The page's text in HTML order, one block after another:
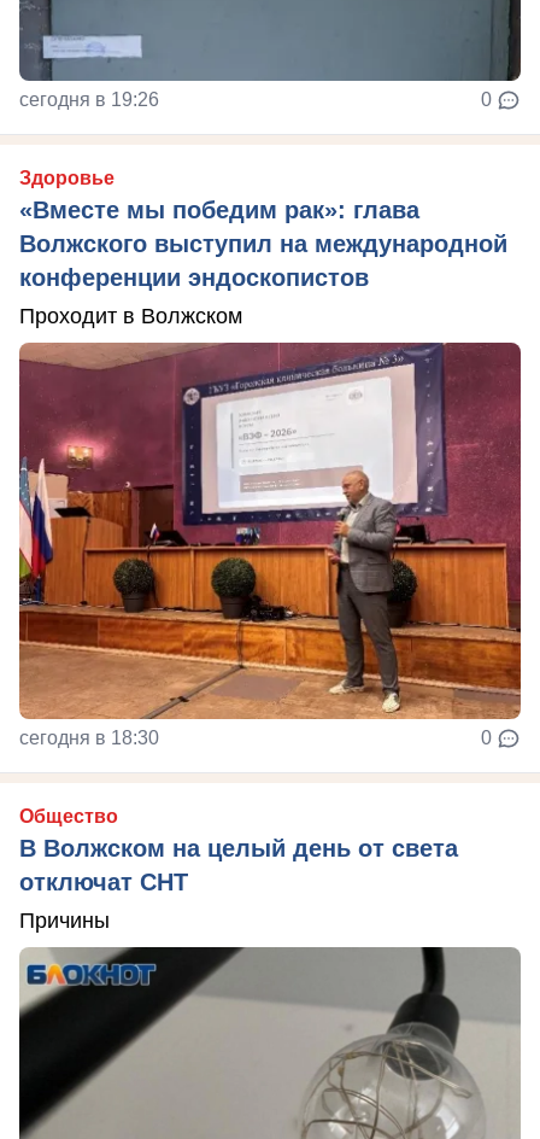
сегодня в 19:26 0
Здоровье
«Вместе мы победим рак»: глава
Волжского выступил на международной
конференции эндоскопистов
Проходит в Волжском
сегодня в 18:30 0
Общество
В Волжском на целый день от света
отключат СНТ
Причины